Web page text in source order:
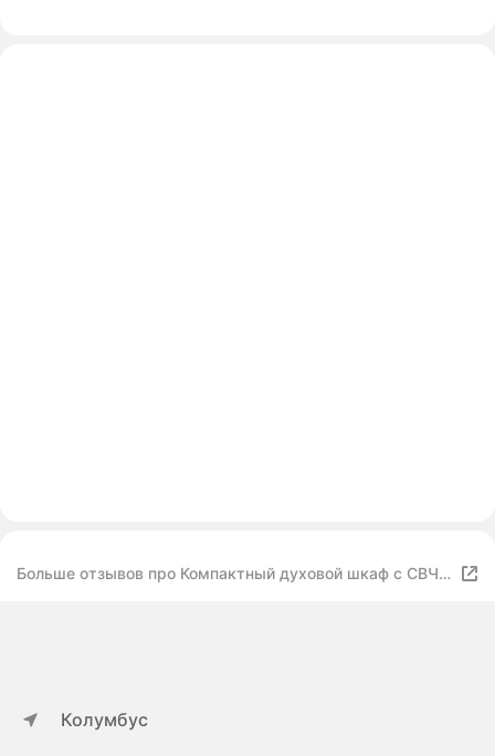
Больше отзывов про Компактный духовой шкаф с СВЧ
Колумбус